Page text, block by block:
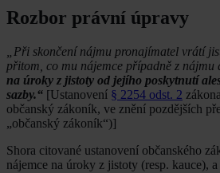
Rozbor právní úpravy
„Při skončení nájmu pronajímatel vrátí
přitom, co mu nájemce případně z nájmu
na úroky z jistoty od jejího poskytnutí
sazby.“ [Ustanovení § 2254 odst. 2
občanský zákoník, ve znění pozdějších
„občanský zákoník“)]
Shora citované ustanovení občanského
nájemce na úroky z jistoty (resp. kauce), a